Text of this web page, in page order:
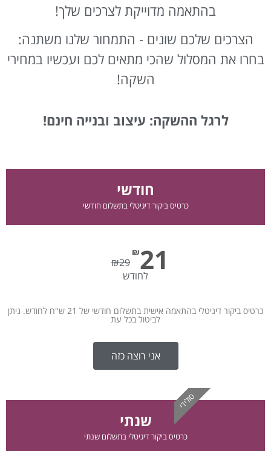
בהתאמה מדוייקת לצרכים שלך!
הצרכים שלכם שונים - התמחור שלנו משתנה:
בחרו את המסלול שהכי מתאים לכם ועכשיו במחירי
השקה!​
לרגל ההשקה: עיצוב ובנייה חינם!
חודשי
כרטיס ביקור דיגיטלי בתשלום חודשי
₪29
₪21לחודש
כרטיס ביקור דיגיטלי בהתאמה אישית בתשלום חודשי של 21 ש"ח לחודש. ניתן
לביטול בכל עת
אני רוצה כזה
סולידי
שנתי
כרטיס ביקור דיגיטלי בתשלום שנתי